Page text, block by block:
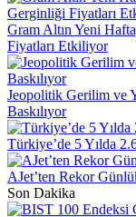
Gram Altın Yeni
Fiyatları Etkiliyor
Jeopolitik Gerilim ve
Baskılıyor
Türkiye’de 5 Yılda
AJet’ten Rekor
Son Dakika